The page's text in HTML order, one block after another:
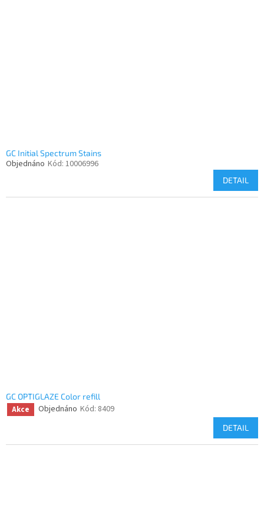
GC Initial Spectrum Stains
Objednáno Kód: 10006996
DETAIL
GC OPTIGLAZE Color refill
Akce Objednáno Kód: 8409
DETAIL